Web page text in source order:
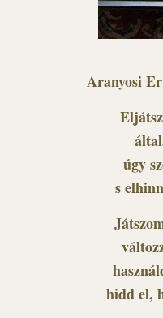
Aranyosi
úgy
s
hidd el,